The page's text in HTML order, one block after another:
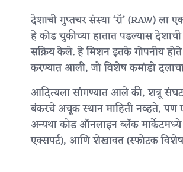
देशाची गुप्तचर संस्था ‘रॉ’ (RAW)
हे कोड चुकीच्या हातात पडल्यास
सक्रिय केले. हे मिशन इतके गोपनीय होते
करण्यात आली, जो विशेष कमांडो
आदित्यला सांगण्यात आले की, शत्रू
बंकरचे अचूक स्थान माहिती नव्हते, पण
अन्यथा कोड ऑनलाइन ब्लॅक मार्केटमध्ये
एक्सपर्ट), आणि शेखावत (स्फोटक